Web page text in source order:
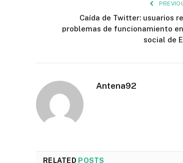
Caída de Twitter: usuarios
problemas de funcionamiento
social de
Antena92
RELATED POSTS